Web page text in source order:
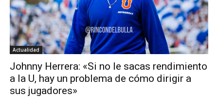
Actualidad
Johnny Herrera: «Si no le sacas rendimiento
a la U, hay un problema de cómo dirigir a
sus jugadores»